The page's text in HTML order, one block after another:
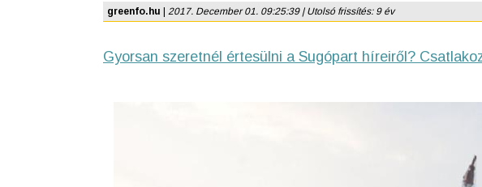
greenfo.hu 2017. December 01. 09:25:39 | Utolsó frissítés: 9 év
Gyorsan szeretnél értesülni a Sugópart híreiről?